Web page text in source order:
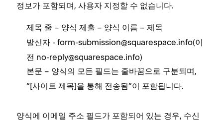
정보가 포함되며, 사용자 지정할 수 없습니다.
제목 줄 – 양식 제출 – 양식 이름 – 제목
발신자 - form-submission@squarespace.info(이
전 no-reply@squarespace.info)
본문 – 양식의 모든 필드는 줄바꿈으로 구분되며,
“[사이트 제목]을 통해 전송됨”이 포함됩니다.
양식에 이메일 주소 필드가 포함되어 있는 경우, 수신